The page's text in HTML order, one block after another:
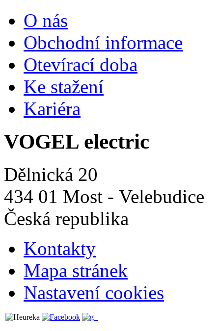
O nás
Obchodní informace
Otevírací doba
Ke stažení
Kariéra
VOGEL electric
Dělnická 20
434 01 Most - Velebudice
Česká republika
Kontakty
Mapa stránek
Nastavení cookies